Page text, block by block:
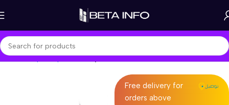
Home Shop Peripherals Keyboard
Free delivery for
orders above